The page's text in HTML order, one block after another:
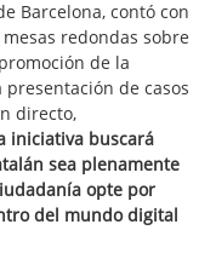
Barcelona, contó con
redondas sobre
de la
de casos
directo,
iniciativa buscará
sea plenamente
opte por
del mundo digital